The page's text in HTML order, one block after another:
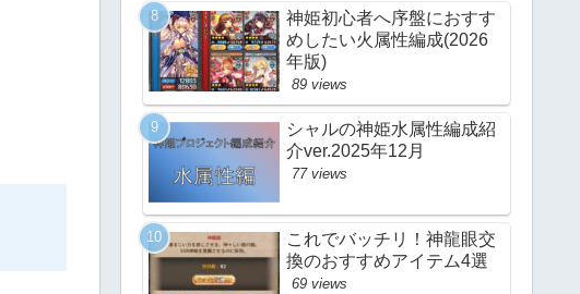
神姫初心者へ序盤におすす
めしたい火属性編成(2026
年版)
89 views
シャルの神姫水属性編成紹
介ver.2025年12月
77 views
これでバッチリ！神龍眼交
換のおすすめアイテム4選
69 views